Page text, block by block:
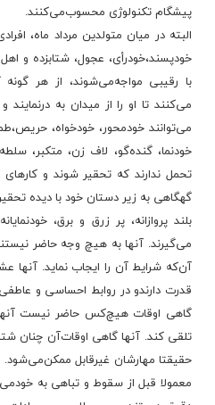
پیشگام‌ تکنولوژی‌ محسوب‌می‌کنند.
البته‌ در میان‌ متولدین‌ مرداد ماه‌،
خودپسند،خودرأی‌، عجول‌، شتابزده‌ و
با رقیبی‌ مواجه‌می‌شوند، از هر
می‌کنند تا او را از میدان‌ به‌
می‌توانند خودمحور، خودخواه‌،
خودنما، گنده‌گو، لاف‌ زن‌، متکبر،
تحمل‌ ندارند که‌ تحقیر شوند و
گهگاهی‌ به‌ زیر دستان‌ خود با دیده‌
بلند پروازانه‌، پر زرق‌ و برق‌،
می‌گیرند. آنها به‌ هیچ‌ وجه‌ حاضر
آن‌که‌ شرایط آن‌ را ایجاب‌ نماید. آنها
قدرت‌ دارندو در روابط احساسی‌ و
گاهی‌ اوقات‌ هیچ‌کس‌ حاضر نیست‌ آنها
تلقی‌ کند. آنها گاهی‌ اوقات‌آن‌ چنان‌
حقیقتا مهارشان‌ غیرقابل‌ ممکن‌می‌شود.
معمولا قبل‌ از سقوط و تباهی‌ به‌